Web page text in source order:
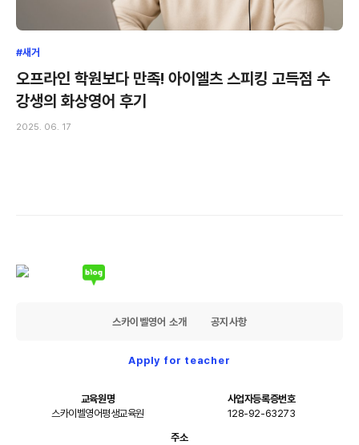
#새거
오프라인 학원보다 만족! 아이엘츠 스피킹 고득점 수
강생의 화상영어 후기
2025. 06. 17
스카이벨영어 소개 공지사항
Apply for teacher
교육원명
스카이벨영어평생교육원
사업자등록증번호
128-92-63273
주소